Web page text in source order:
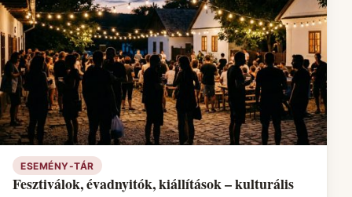
ESEMÉNY-TÁR
Fesztiválok, évadnyitók, kiállítások – kulturális